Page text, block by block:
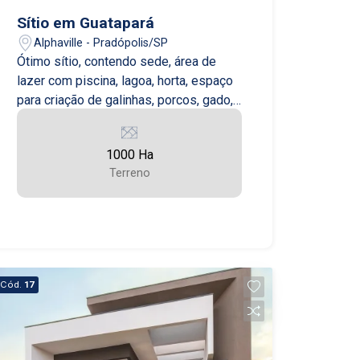
Sítio em Guatapará
Alphaville - Pradópolis/SP
Ótimo sítio, contendo sede, área de
lazer com piscina, lagoa, horta, espaço
para criação de galinhas, porcos, gado,
mecânica. Terra de solo vermelho,
ótima para plantação de cana-de-açúcar,
amendoim e soja.
1000 Ha
Terreno
Cód. 17